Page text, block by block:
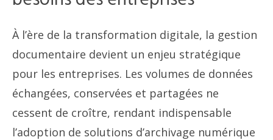
À l’ère de la transformation digitale, la gestion
documentaire devient un enjeu stratégique
pour les entreprises. Les volumes de données
échangées, conservées et partagées ne
cessent de croître, rendant indispensable
l’adoption de solutions d’archivage numérique